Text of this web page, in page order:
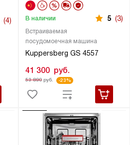
(4)
Встраиваемая
посудомоечная машина
Kuppersberg GS 4557
В наличии 5 (3)
41 300 руб.
53 890руб. -23%